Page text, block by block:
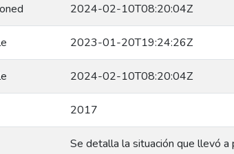
2024-02-10T08:20:04Z
2023-01-20T19:24:26Z
2024-02-10T08:20:04Z
2017
Se detalla la situación que llevó